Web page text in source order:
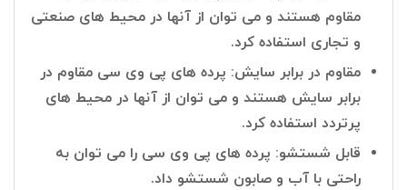
مقاوم هستند و می توان از آنها در محیط های صنعتی
و تجاری استفاده کرد.
مقاوم در برابر سایش: پرده های پی وی سی مقاوم در
برابر سایش هستند و می توان از آنها در محیط های
پرتردد استفاده کرد.
قابل شستشو: پرده های پی وی سی را می توان به
راحتی با آب و صابون شستشو داد.